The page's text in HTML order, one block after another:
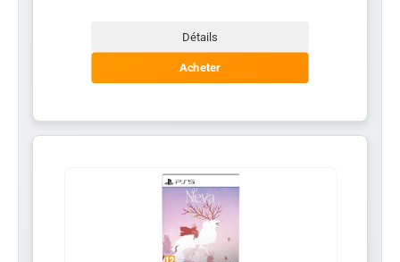
Détails
Acheter